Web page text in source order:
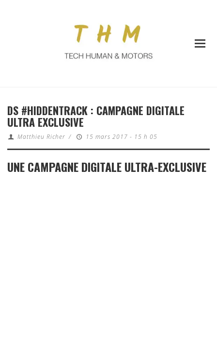
DS #HIDDENTRACK : CAMPAGNE DIGITALE
ULTRA EXCLUSIVE
Matthieu Richer / 15 mars 2017 - 15 h 05
UNE CAMPAGNE DIGITALE ULTRA-EXCLUSIVE